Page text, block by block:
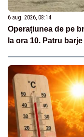
6 aug. 2026, 08:14
Operațiunea de pe
la ora 10. Patru